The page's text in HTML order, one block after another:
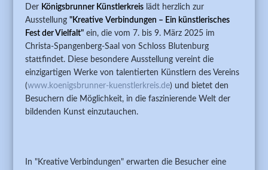
Der Königsbrunner Künstlerkreis lädt herzlich zur
Ausstellung"Kreative Verbindungen – Ein künstlerisches
Fest der Vielfalt" ein, die vom 7. bis 9. März 2025 im
Christa-Spangenberg-Saal von Schloss Blutenburg
stattfindet. Diese besondere Ausstellung vereint die
einzigartigen Werke von talentierten Künstlern des Vereins
(www.koenigsbrunner-kuenstlerkreis.de) und bietet den
Besuchern die Möglichkeit, in die faszinierende Welt der
bildenden Kunst einzutauchen.
In "Kreative Verbindungen" erwarten die Besucher eine